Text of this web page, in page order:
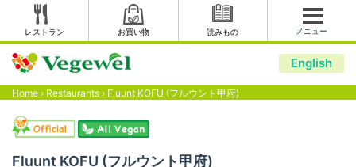
レストラン お買い物 読みもの メニュー
English
Home › Restaurants › Fluunt KOFU (フルウント甲府)
Fluunt KOFU (フルウント甲府)